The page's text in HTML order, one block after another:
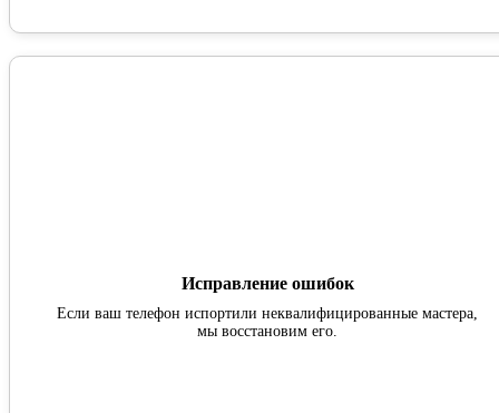
Исправление ошибок
Если ваш телефон испортили неквалифицированные мастера,
мы восстановим его.